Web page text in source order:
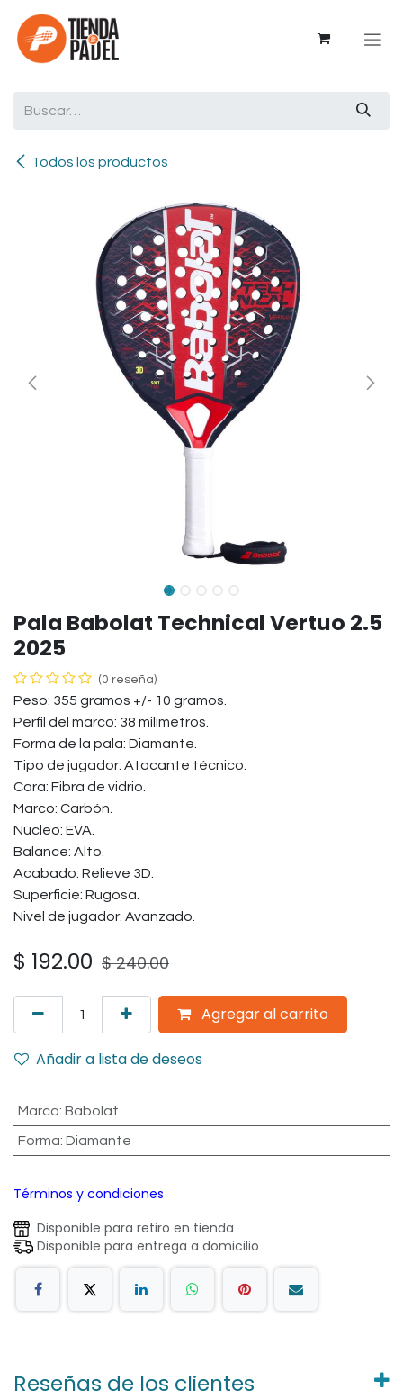
Ir al contenido
Todos los productos
Pala Babolat Technical Vertuo 2.5
2025
(0 reseña)
Peso: 355 gramos +/- 10 gramos.
Perfil del marco: 38 milímetros.
Forma de la pala: Diamante.
Tipo de jugador: Atacante técnico.
Cara: Fibra de vidrio.
Marco: Carbón.
Núcleo: EVA.
Balance: Alto.
Acabado: Relieve 3D.
Superficie: Rugosa.
Nivel de jugador: Avanzado.
$ 192.00 $240.00
Agregar al carrito
Añadir a lista de deseos
Marca: Babolat
Forma: Diamante
Términos y condiciones
Disponible para retiro en tienda
Disponible para entrega a domicilio
Reseñas de los clientes